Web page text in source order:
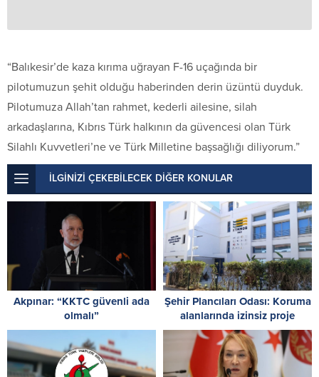
“Balıkesir’de kaza kırıma uğrayan F-16 uçağında bir
pilotumuzun şehit olduğu haberinden derin üzüntü duyduk.
Pilotumuza Allah’tan rahmet, kederli ailesine, silah
arkadaşlarına, Kıbrıs Türk halkının da güvencesi olan Türk
Silahlı Kuvvetleri’ne ve Türk Milletine başsağlığı diliyorum.”
İLGİNİZİ ÇEKEBİLECEK DİĞER KONULAR
Akpınar: “KKTC güvenli ada
olmalı”
Şehir Plancıları Odası: Koruma
alanlarında izinsiz proje
uygulamalarına son verilmeli